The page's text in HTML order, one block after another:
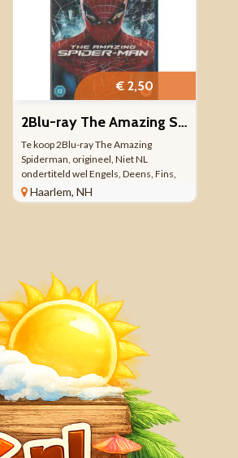
€ 2,50
2Blu-ray The Amazing Spiderman(Niet NL ondertiteld.)
Te koop 2Blu-ray The Amazing
Spiderman, origineel, Niet NL
ondertiteld wel Engels, Deens, Fins,
Hindi, Itliaans, Noorweegs, Spaans en
Zweeds. Acteurs: Emma Stone, Rhys
Haarlem, NH